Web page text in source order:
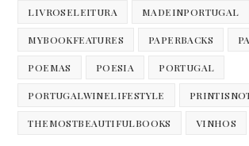
LIVROSELEITURA MADEINPORTUGAL
MYBOOKFEATURES PAPERBACKS
POEMAS POESIA PORTUGAL
PORTUGALWINELIFESTYLE
THEMOSTBEAUTIFULBOOKS VINHOS